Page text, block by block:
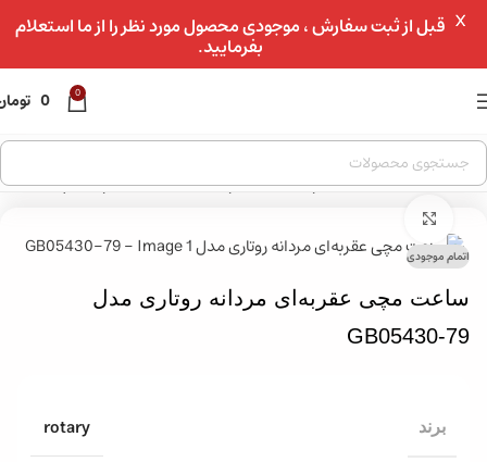
عبور به ناوبری
0
0
خانه»فروشگاه»ساعت مچی»ساعت مچی مردانه»ساعت مچی اسپرت مردانه
اتمام موجودی
ساعت مچی عقربه‌ای مردانه روتاری مدل
GB05430-79
برند rotary
قبل از ثبت سفارش ، موجودی محصول مورد نظر را از ما استعلام
بفرمایید.
X